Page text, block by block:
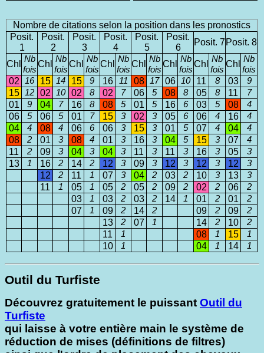
Nombre de citations selon la position dans les pronostics
Posit.
1
Posit.
2
Posit.
3
Posit.
4
Posit.
5
Posit.
6
Posit. 7 Posit. 8
Chl Nb
fois
Chl Nb
fois
Chl Nb
fois
Chl Nb
fois
Chl Nb
fois
Chl Nb
fois
Chl Nb
fois
Chl Nb
fois
02 16 15 14 15 9 16 11 08 17 06 10 11 8 03 9
15 12 02 10 02 8 02 7 06 5 08 8 05 8 11 7
01 9 04 7 16 8 08 5 01 5 16 6 03 5 08 4
06 5 06 5 01 7 15 3 02 3 05 6 06 4 16 4
04 4 08 4 06 6 06 3 15 3 01 5 07 4 04 4
08 2 01 3 08 4 01 3 16 3 04 5 15 3 07 4
11 2 09 3 04 3 04 3 11 3 11 3 16 3 05 3
13 1 16 2 14 2 12 3 09 3 12 3 12 3 12 3
12 2 11 1 07 3 04 2 03 2 10 3 13 3
11 1 05 1 05 2 05 2 09 2 02 2 06 2
03 1 03 2 03 2 14 1 01 2 01 2
07 1 09 2 14 2 09 2 09 2
13 2 07 1 14 2 10 2
11 1 08 1 15 1
10 1 04 1 14 1
Outil du Turfiste
Découvrez gratuitement le puissant Outil du
Turfiste
qui laisse à votre entière main le système de
réduction de mises (définitions de filtres)